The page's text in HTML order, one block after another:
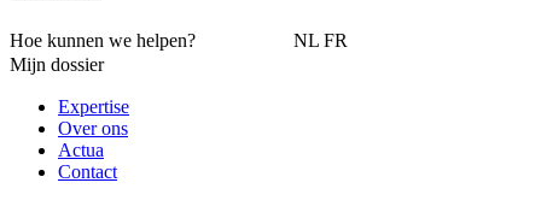
Hoe kunnen we helpen? NL FR
Mijn dossier
Expertise
Over ons
Actua
Contact